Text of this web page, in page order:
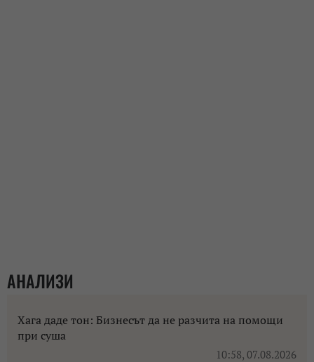
АНАЛИЗИ
Хага даде тон: Бизнесът да не разчита на помощи
при суша
10:58, 07.08.2026